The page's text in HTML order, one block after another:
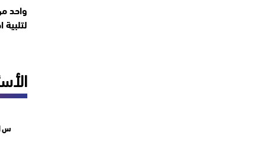
واحد
س1: هل يمكنني تخصيص جهاز كمبيوتر للألعاب بناءً على ميزانيتي واحتياجاتي؟